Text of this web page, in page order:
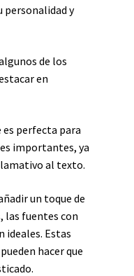
y
de los
en
perfecta para
importantes, ya
al texto.
un toque de
las fuentes con
ideales. Estas
hacer que